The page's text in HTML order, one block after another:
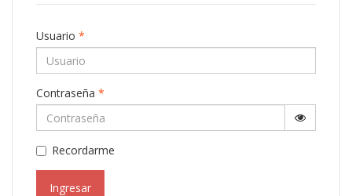
Usuario *
Contraseña *
Show
Recordarme
Ingresar